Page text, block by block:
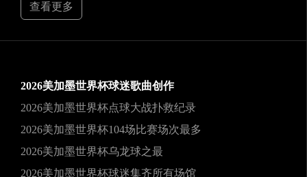
查看更多
2026美加墨世界杯球迷歌曲创作
2026美加墨世界杯点球大战扑救纪录
2026美加墨世界杯104场比赛场次最多
2026美加墨世界杯乌龙球之最
2026美加墨世界杯球迷集齐所有场馆